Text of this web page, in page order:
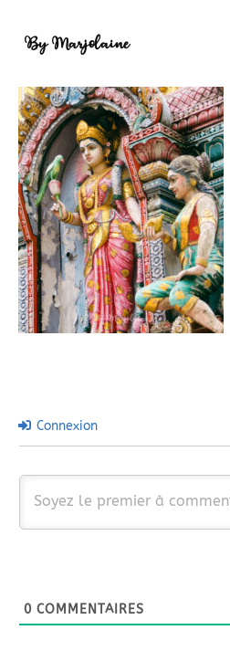
By Marjolaine
Connexion
0 COMMENTAIRES